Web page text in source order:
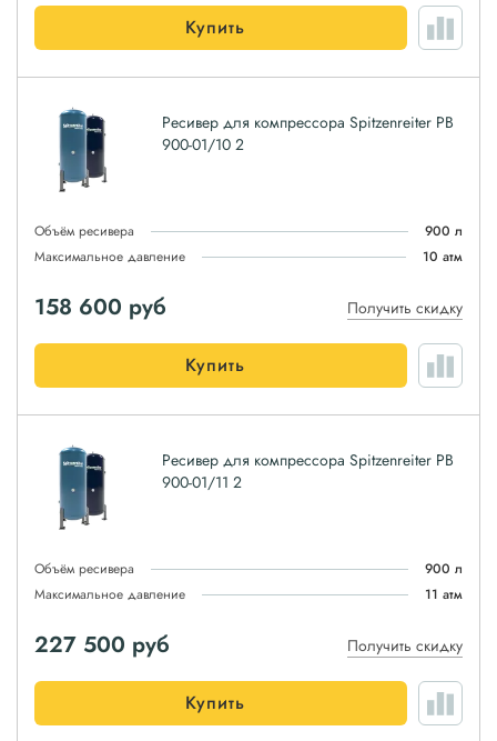
Купить
Ресивер для компрессора Spitzenreiter РВ
900-01/10 2
Объём ресивера
900 л
Максимальное давление
10 атм
158 600 руб Получить скидку
Купить
Ресивер для компрессора Spitzenreiter РВ
900-01/11 2
Объём ресивера
900 л
Максимальное давление
11 атм
227 500 руб Получить скидку
Купить